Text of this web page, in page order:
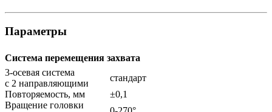
Параметры
Система перемещения захвата
3-осевая система
с 2 направляющими
стандарт
Повторяемость, мм
±0,1
Вращение головки